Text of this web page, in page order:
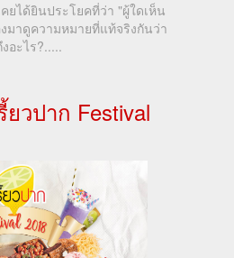
ยได้ยินประโยคที่ว่า "ผู้ใดเห็น
มาดูความหมายที่แท้จริงกันว่า
อะไร?.....
วปาก Festival